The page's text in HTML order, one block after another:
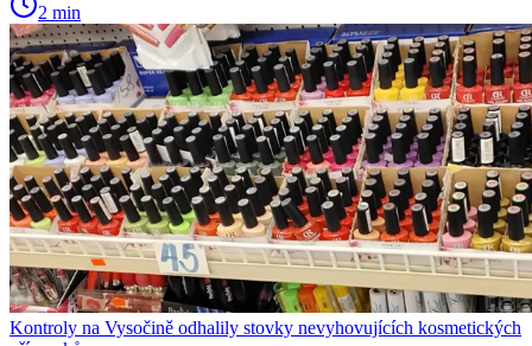
2 min
Kontroly na Vysočině odhalily stovky nevyhovujících kosmetických